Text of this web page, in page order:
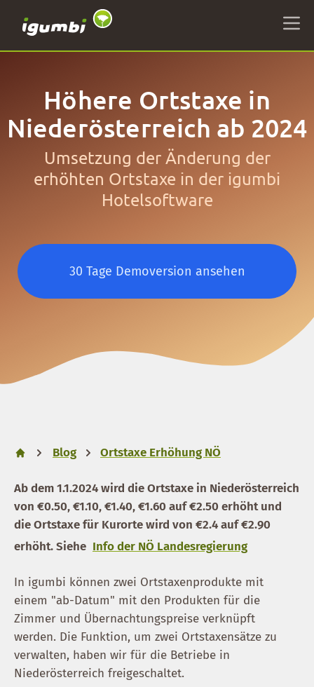
Höhere Ortstaxe in
Niederösterreich ab 2024
Umsetzung der Änderung der
erhöhten Ortstaxe in der igumbi
Hotelsoftware
30 Tage Demoversion ansehen
Blog Ortstaxe Erhöhung NÖ
Ab dem 1.1.2024 wird die Ortstaxe in Niederösterreich
von €0.50, €1.10, €1.40, €1.60 auf €2.50 erhöht und
die Ortstaxe für Kurorte wird von €2.4 auf €2.90
erhöht. Siehe Info der NÖ Landesregierung
In igumbi können zwei Ortstaxenprodukte mit
einem "ab-Datum" mit den Produkten für die
Zimmer und Übernachtungspreise verknüpft
werden. Die Funktion, um zwei Ortstaxensätze zu
verwalten, haben wir für die Betriebe in
Niederösterreich freigeschaltet.